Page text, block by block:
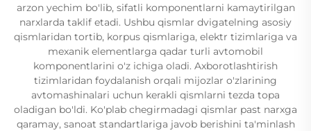
arzon yechim bo'lib, sifatli komponentlarni kamaytirilgan
narxlarda taklif etadi. Ushbu qismlar dvigatelning asosiy
qismlaridan tortib, korpus qismlariga, elektr tizimlariga va
mexanik elementlarga qadar turli avtomobil
komponentlarini o'z ichiga oladi. Axborotlashtirish
tizimlaridan foydalanish orqali mijozlar o'zlarining
avtomashinalari uchun kerakli qismlarni tezda topa
oladigan bo'ldi. Ko'plab chegirmadagi qismlar past narxga
qaramay, sanoat standartlariga javob berishini ta'minlash